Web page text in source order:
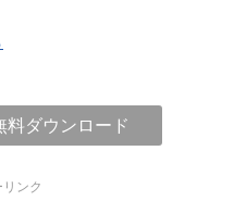
料ダウンロード
ンク